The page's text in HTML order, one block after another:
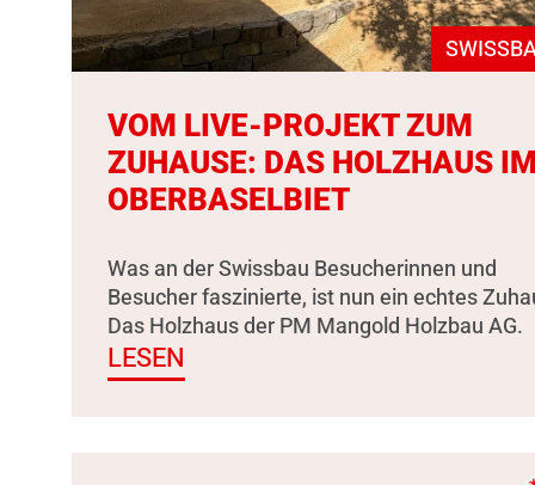
VOM LIVE-PROJEKT ZUM
ZUHAUSE: DAS HOLZHAUS
OBERBASELBIET
Was an der Swissbau Besucherinnen und
Besucher faszinierte, ist nun ein echtes
Das Holzhaus der PM Mangold Holzbau AG.
LESEN